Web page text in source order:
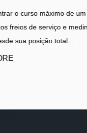
máximo de um câmara
serviço e medindo a
total...